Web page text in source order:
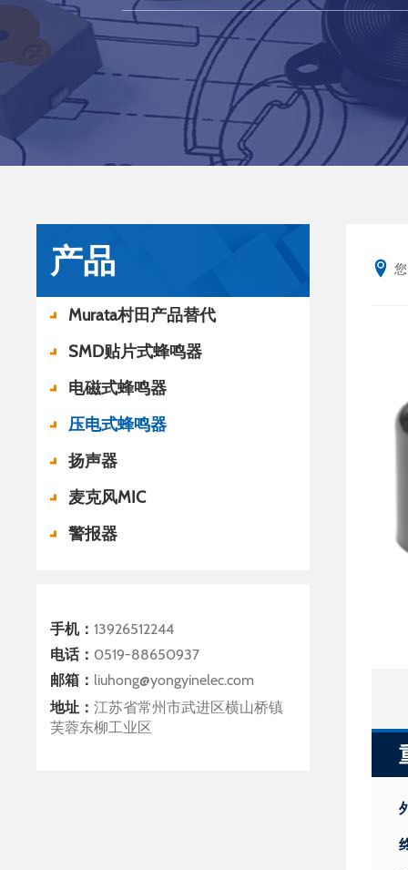
产品
Murata村田产品替代
SMD贴片式蜂鸣器
电磁式蜂鸣器
压电式蜂鸣器
扬声器
麦克风MIC
警报器
手机：13926512244
电话： 0519-88650937
邮箱： liuhong@yongyinelec.com
地址：江苏省常州市武进区横山桥镇
芙蓉东柳工业区